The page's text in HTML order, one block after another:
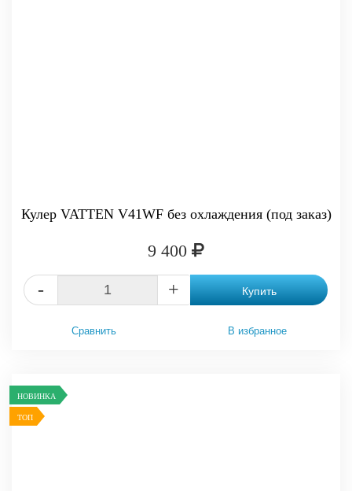
Кулер VATTEN V41WF без охлаждения (под заказ)
9 400
- + Купить
Сравнить В избранное
НОВИНКА
ТОП